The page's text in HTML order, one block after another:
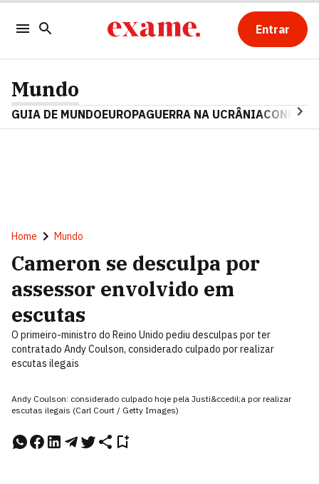
Entrar
Mundo
GUIA DE MUNDOEUROPAGUERRA NA UCRÂNIA
Home Mundo
Cameron se desculpa por
assessor envolvido em
escutas
O primeiro-ministro do Reino Unido pediu desculpas por ter
contratado Andy Coulson, considerado culpado por realizar
escutas ilegais
Andy Coulson: considerado culpado hoje pela Justi&ccedil;a por realizar
escutas ilegais (Carl Court / Getty Images)